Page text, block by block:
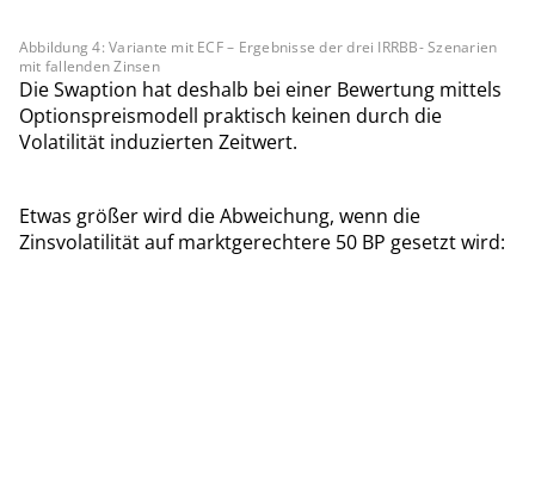
Abbildung 4: Variante mit ECF – Ergebnisse der drei IRRBB- Szenarien
mit fallenden Zinsen
Die Swaption hat deshalb bei einer Bewertung mittels
Optionspreismodell praktisch keinen durch die
Volatilität induzierten Zeitwert.
Etwas größer wird die Abweichung, wenn die
Zinsvolatilität auf marktgerechtere 50 BP gesetzt wird: